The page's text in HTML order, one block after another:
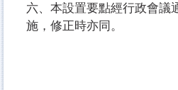
六、本設置要點經行政會議
施，修正時亦同。